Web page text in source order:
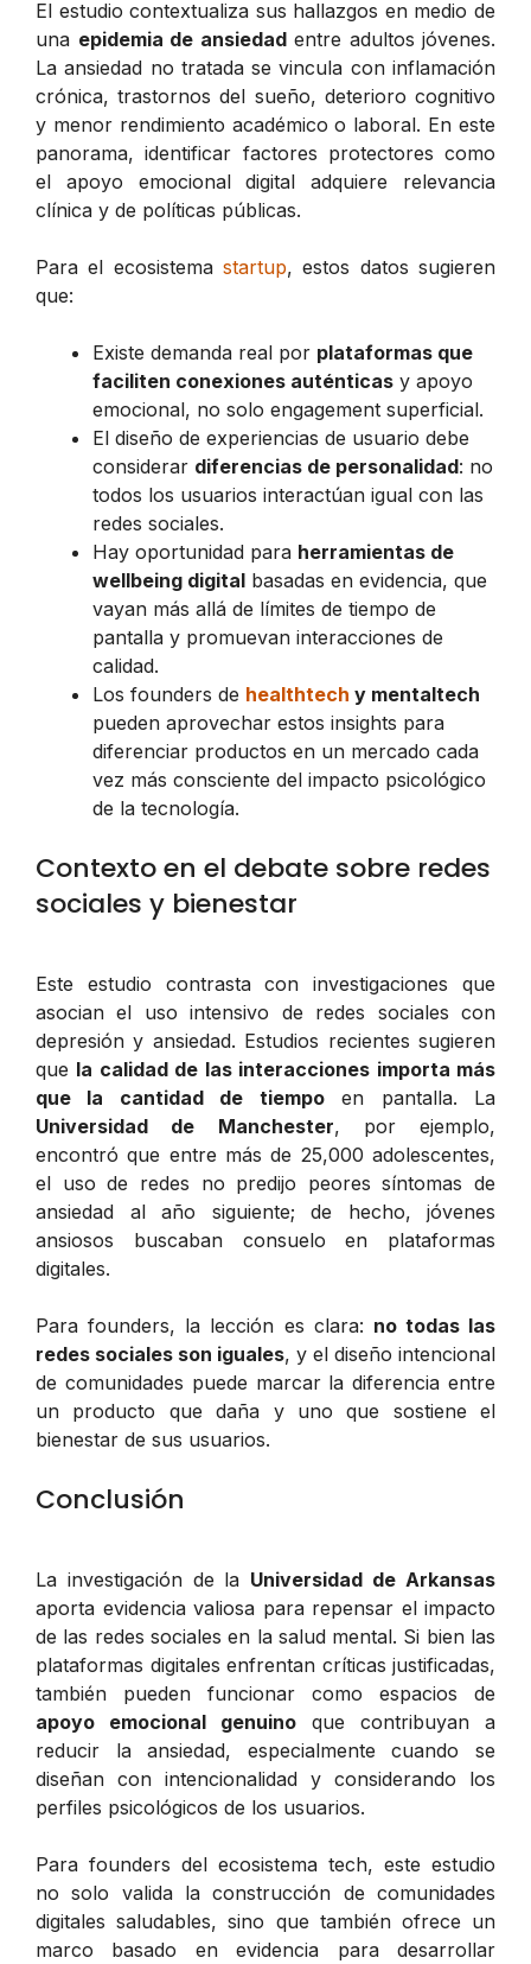
El estudio contextualiza sus hallazgos en medio de
una epidemia de ansiedadentre adultos jóvenes.
La ansiedad no tratada se vincula con inflamación
crónica, trastornos del sueño, deterioro cognitivo
y menor rendimiento académico o laboral. En este
panorama, identificar factores protectores como
el apoyo emocional digital adquiere relevancia
clínica y de políticas públicas.
Para el ecosistema startup, estos datos sugieren
que:
Existe demanda real por plataformas que
faciliten conexiones auténticas y apoyo
emocional, no solo engagement superficial.
El diseño de experiencias de usuario debe
considerar diferencias de personalidad: no
todos los usuarios interactúan igual con las
redes sociales.
Hay oportunidad para herramientas de
wellbeing digital basadas en evidencia, que
vayan más allá de límites de tiempo de
pantalla y promuevan interacciones de
calidad.
Los founders de healthtech y mentaltech
pueden aprovechar estos insights para
diferenciar productos en un mercado cada
vez más consciente del impacto psicológico
de la tecnología.
Contexto en el debate sobre redes
sociales y bienestar
Este estudio contrasta con investigaciones que
asocian el uso intensivo de redes sociales con
depresión y ansiedad. Estudios recientes sugieren
que la calidad de las interacciones importa más
que la cantidad de tiempoen pantalla. La
Universidad de Manchester, por ejemplo,
encontró que entre más de 25,000 adolescentes,
el uso de redes no predijo peores síntomas de
ansiedad al año siguiente; de hecho, jóvenes
ansiosos buscaban consuelo en plataformas
digitales.
Para founders, la lección es clara: no todas las
redes sociales son iguales, y el diseño intencional
de comunidades puede marcar la diferencia entre
un producto que daña y uno que sostiene el
bienestar de sus usuarios.
Conclusión
La investigación de la Universidad de Arkansas
aporta evidencia valiosa para repensar el impacto
de las redes sociales en la salud mental. Si bien las
plataformas digitales enfrentan críticas justificadas,
también pueden funcionar como espacios de
apoyo emocional genuino que contribuyan a
reducir la ansiedad, especialmente cuando se
diseñan con intencionalidad y considerando los
perfiles psicológicos de los usuarios.
Para founders del ecosistema tech, este estudio
no solo valida la construcción de comunidades
digitales saludables, sino que también ofrece un
marco basado en evidencia para desarrollar